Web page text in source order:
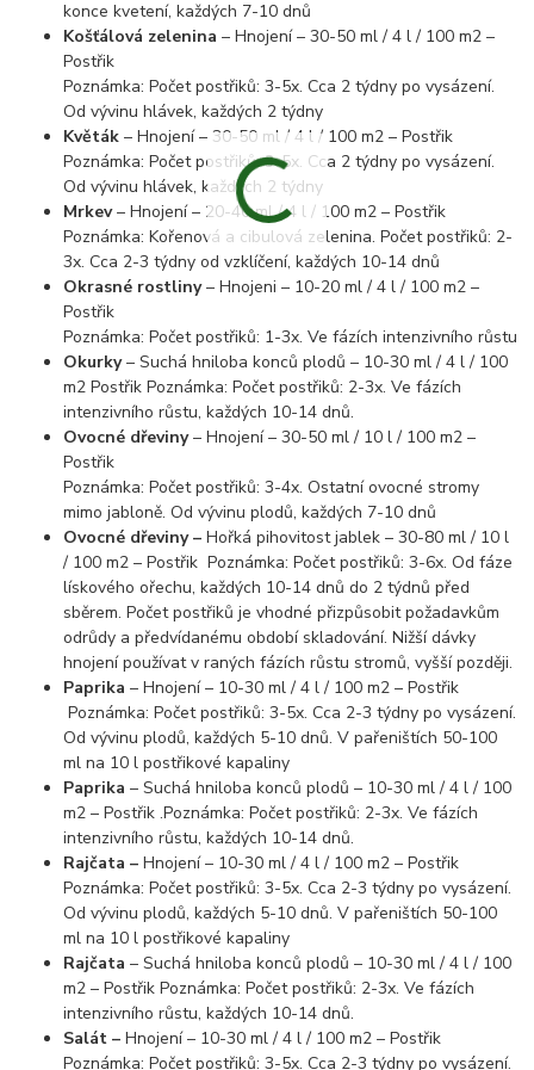
konce kvetení, každých 7-10 dnů
Košťálová zelenina – Hnojení – 30-50 ml / 4 l / 100 m2 –
Postřik
Poznámka: Počet postřiků: 3-5x. Cca 2 týdny po vysázení.
Od vývinu hlávek, každých 2 týdny
Květák – Hnojení – 30-50 ml / 4 l / 100 m2 – Postřik
Poznámka: Počet postřiků: 3-5x. Cca 2 týdny po vysázení.
Od vývinu hlávek, každých 2 týdny
Mrkev– Hnojení – 20-40 ml / 4 l / 100 m2 – Postřik
Poznámka: Kořenová a cibulová zelenina. Počet postřiků: 2-
3x. Cca 2-3 týdny od vzklíčení, každých 10-14 dnů
Okrasné rostliny– Hnojeni – 10-20 ml / 4 l / 100 m2 –
Postřik
Poznámka: Počet postřiků: 1-3x. Ve fázích intenzivního růstu
Okurky– Suchá hniloba konců plodů – 10-30 ml / 4 l / 100
m2 Postřik Poznámka: Počet postřiků: 2-3x. Ve fázích
intenzivního růstu, každých 10-14 dnů.
Ovocné dřeviny– Hnojení – 30-50 ml / 10 l / 100 m2 –
Postřik
Poznámka: Počet postřiků: 3-4x. Ostatní ovocné stromy
mimo jabloně. Od vývinu plodů, každých 7-10 dnů
Ovocné dřeviny – Hořká pihovitost jablek – 30-80 ml / 10 l
/ 100 m2 – Postřik Poznámka: Počet postřiků: 3-6x. Od fáze
lískového ořechu, každých 10-14 dnů do 2 týdnů před
sběrem. Počet postřiků je vhodné přizpůsobit požadavkům
odrůdy a předvídanému období skladování. Nižší dávky
hnojení používat v raných fázích růstu stromů, vyšší později.
Paprika – Hnojení – 10-30 ml / 4 l / 100 m2 – Postřik
Poznámka: Počet postřiků: 3-5x. Cca 2-3 týdny po vysázení.
Od vývinu plodů, každých 5-10 dnů. V pařeništích 50-100
ml na 10 l postřikové kapaliny
Paprika – Suchá hniloba konců plodů – 10-30 ml / 4 l / 100
m2 – Postřik .Poznámka: Počet postřiků: 2-3x. Ve fázích
intenzivního růstu, každých 10-14 dnů.
Rajčata – Hnojení – 10-30 ml / 4 l / 100 m2 – Postřik
Poznámka: Počet postřiků: 3-5x. Cca 2-3 týdny po vysázení.
Od vývinu plodů, každých 5-10 dnů. V pařeništích 50-100
ml na 10 l postřikové kapaliny
Rajčata – Suchá hniloba konců plodů – 10-30 ml / 4 l / 100
m2 – Postřik Poznámka: Počet postřiků: 2-3x. Ve fázích
intenzivního růstu, každých 10-14 dnů.
Salát – Hnojení – 10-30 ml / 4 l / 100 m2 – Postřik
Poznámka: Počet postřiků: 3-5x. Cca 2-3 týdny po vysázení.